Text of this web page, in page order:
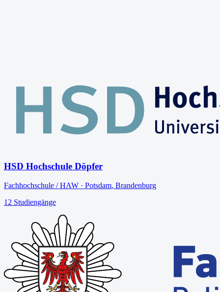
HSD Hochschule Döpfer
Fachhochschule / HAW · Potsdam, Brandenburg
12 Studiengänge